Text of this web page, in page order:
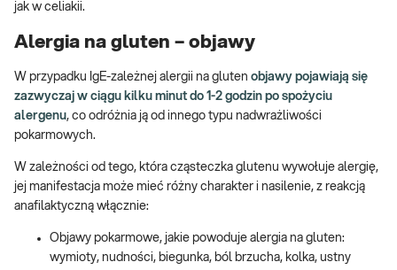
jak w celiakii.
Alergia na gluten – objawy
W przypadku IgE-zależnej alergii na gluten objawy pojawiają się
zazwyczaj w ciągu kilku minut do 1-2 godzin po spożyciu
alergenu, co odróżnia ją od innego typu nadwrażliwości
pokarmowych.
W zależności od tego, która cząsteczka glutenu wywołuje alergię,
jej manifestacja może mieć różny charakter i nasilenie, z reakcją
anafilaktyczną włącznie:
Objawy pokarmowe, jakie powoduje alergia na gluten:
wymioty, nudności, biegunka, ból brzucha, kolka, ustny